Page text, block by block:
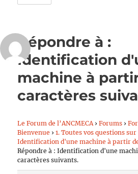
Répondre à :
Identification
machine à
caractères
Le Forum de l’ANCMECA › Forums ›
Bienvenue › 1. Toutes vos questions
Identification d'une machine à partir
Répondre à : Identification d'une
caractères suivants.